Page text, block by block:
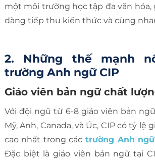
một môi trường học tập đa văn hóa,
dàng tiếp thu kiến thức và cùng
2. Những thế mạnh
trường Anh ngữ CIP
Giáo viên bản ngữ chất
Với đội ngũ từ 6-8 giáo viên bản
Mỹ, Anh, Canada, và Úc, CIP có tỷ lệ
cao nhất trong các trường Anh
Đặc biệt là giáo viên bản ngữ tại